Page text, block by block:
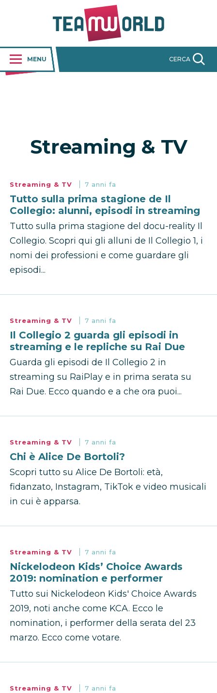
MENU CERCA
Streaming & TV
Streaming & TV 7 anni fa
Tutto sulla prima stagione de Il
Collegio: alunni, episodi in streaming
Tutto sulla prima stagione del docu-reality Il
Collegio. Scopri qui gli alluni de Il Collegio 1, i
nomi dei professioni e come guardare gli
episodi...
Streaming & TV 7 anni fa
Il Collegio 2 guarda gli episodi in
streaming e le repliche su Rai Due
Guarda gli episodi de Il Collegio 2 in
streaming su RaiPlay e in prima serata su
Rai Due. Ecco quando e a che ora puoi...
Streaming & TV 7 anni fa
Chi è Alice De Bortoli?
Scopri tutto su Alice De Bortoli: età,
fidanzato, Instagram, TikTok e video musicali
in cui è apparsa.
Streaming & TV 7 anni fa
Nickelodeon Kids’ Choice Awards
2019: nomination e performer
Tutto sui Nickelodeon Kids' Choice Awards
2019, noti anche come KCA. Ecco le
nomination, i performer della serata del 23
marzo. Ecco come votare.
Streaming & TV 7 anni fa